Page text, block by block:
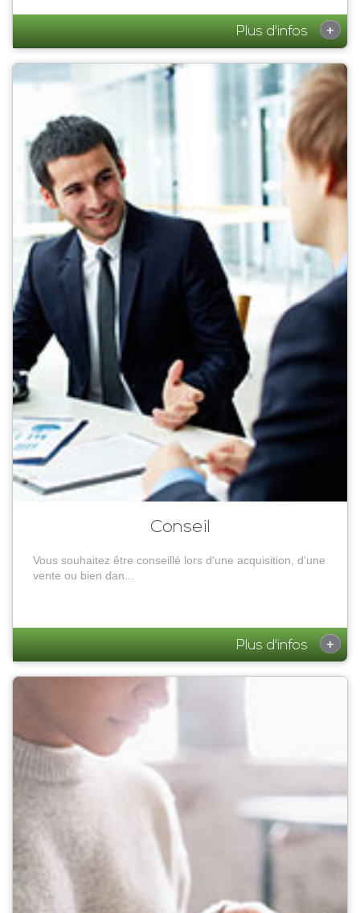
Plus d'infos +
Conseil
Vous souhaitez être conseillé lors d'une acquisition, d'une
vente ou bien dan...
Plus d'infos +